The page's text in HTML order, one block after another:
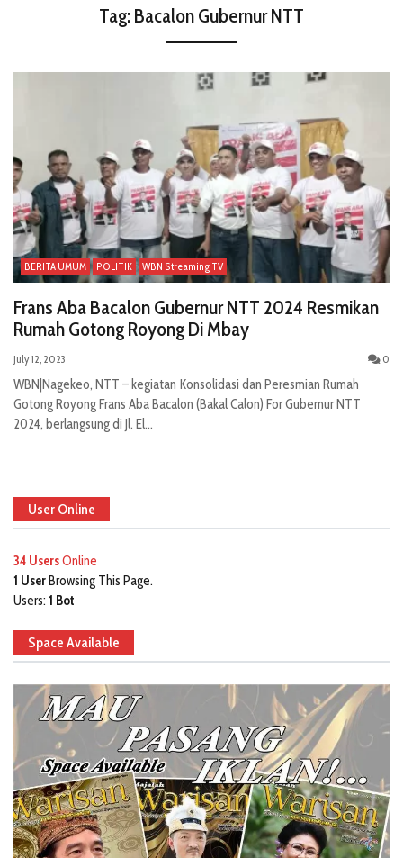
Tag:Bacalon Gubernur NTT
BERITA UMUM POLITIK WBN Streaming TV
Frans Aba Bacalon Gubernur NTT 2024 Resmikan
Rumah Gotong Royong Di Mbay
July 12, 2023 0
WBN|Nagekeo, NTT – kegiatan Konsolidasi dan Peresmian Rumah
Gotong Royong Frans Aba Bacalon (Bakal Calon) For Gubernur NTT
2024, berlangsung di Jl. El...
User Online
34 UsersOnline
1 UserBrowsing This Page.
Users: 1 Bot
Space Available